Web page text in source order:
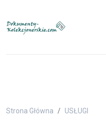
Strona Główna USŁUGI